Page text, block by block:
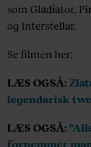
som Gladiator,
og Interstellar.
Se filmen her:
LÆS OGSÅ:
legendarisk
LÆS OGSÅ:
fornemmer